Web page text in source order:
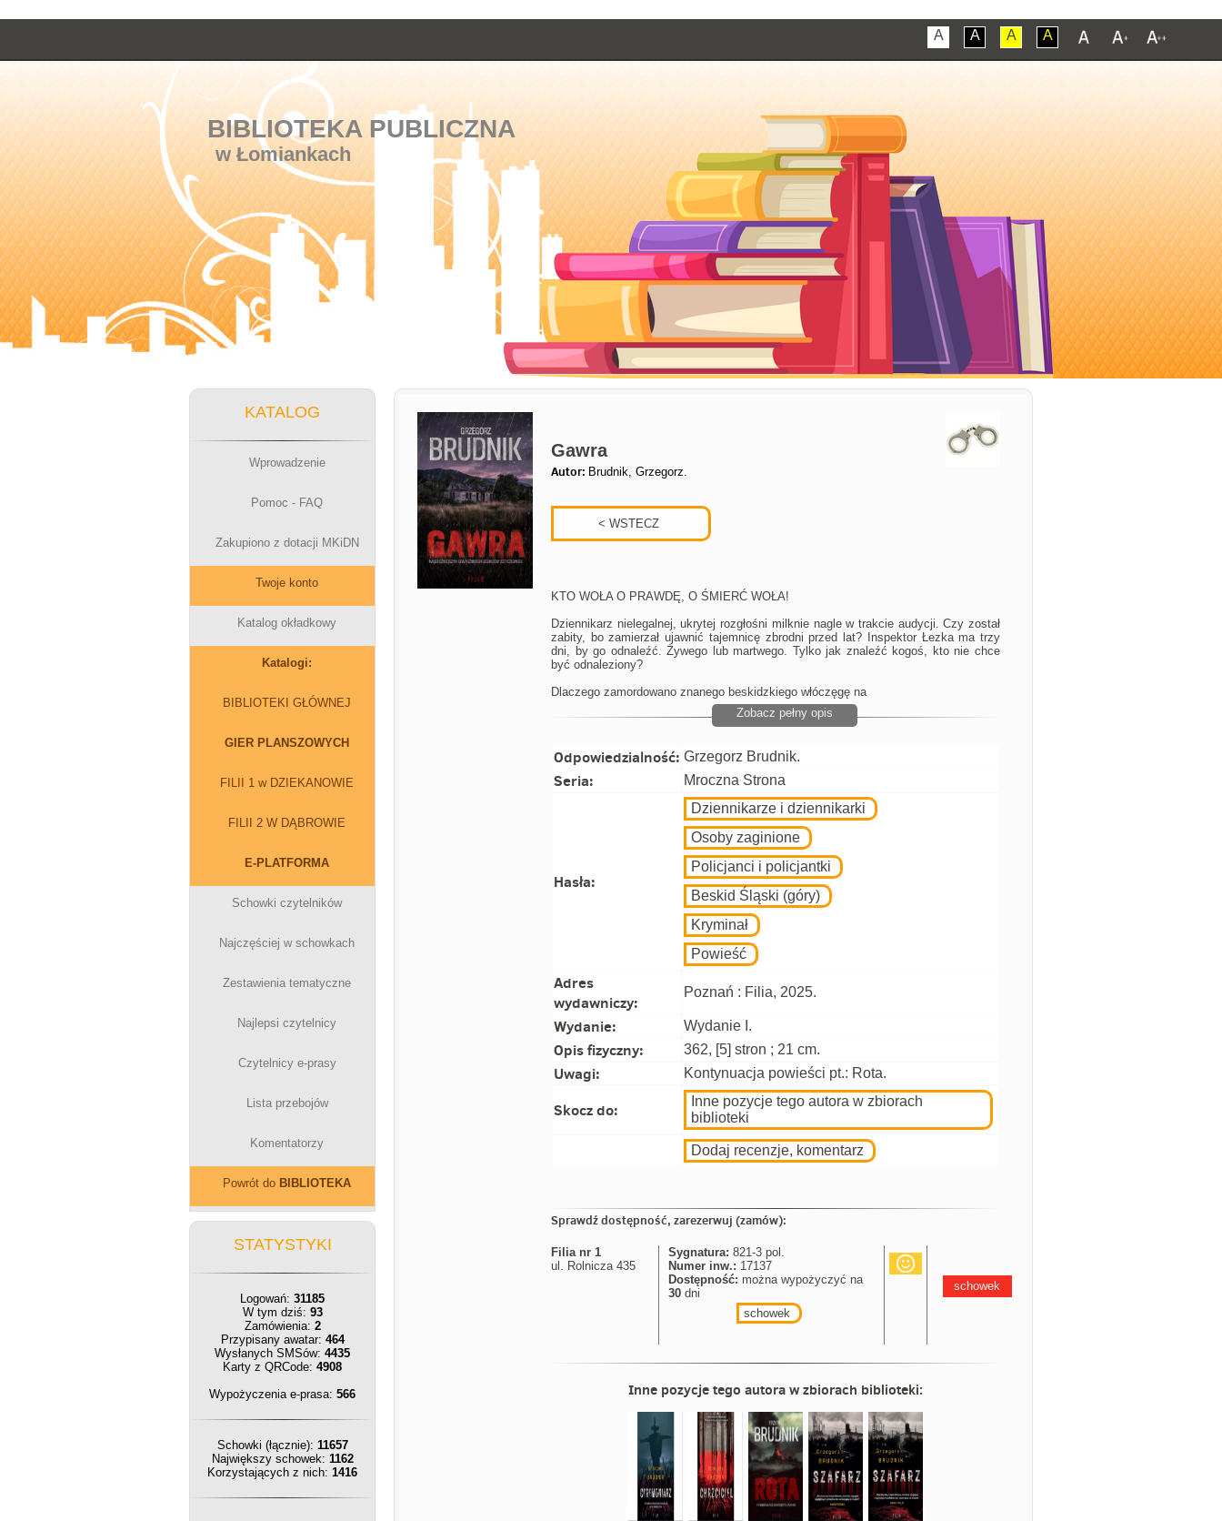
A A A A
BIBLIOTEKA PUBLICZNA
w Łomiankach
KATALOG
Wprowadzenie
Pomoc - FAQ
Zakupiono z dotacji MKiDN
Twoje konto
Katalog okładkowy
Katalogi:
BIBLIOTEKI GŁÓWNEJ
GIER PLANSZOWYCH
FILII 1 w DZIEKANOWIE
FILII 2 W DĄBROWIE
E-PLATFORMA
Schowki czytelników
Najczęściej w schowkach
Zestawienia tematyczne
Najlepsi czytelnicy
Czytelnicy e-prasy
Lista przebojów
Komentatorzy
Powrót do BIBLIOTEKA
STATYSTYKI
Logowań: 31185
W tym dziś: 93
Zamówienia: 2
Przypisany awatar: 464
Wysłanych SMSów: 4435
Karty z QRCode: 4908
Wypożyczenia e-prasa: 566
Schowki (łącznie): 11657
Największy schowek: 1162
Korzystających z nich: 1416
Gawra
Autor: Brudnik, Grzegorz.
KTO WOŁA O PRAWDĘ, O ŚMIERĆ WOŁA!
Dziennikarz nielegalnej, ukrytej rozgłośni milknie nagle w trakcie audycji. Czy został
zabity, bo zamierzał ujawnić tajemnicę zbrodni przed lat? Inspektor Łezka ma trzy
dni, by go odnaleźć. Żywego lub martwego. Tylko jak znaleźć kogoś, kto nie chce
być odnaleziony?
Dlaczego zamordowano znanego beskidzkiego włóczęgę na
Zobacz pełny opis
Odpowiedzialność: Grzegorz Brudnik.
Seria: Mroczna Strona
Hasła:
Dziennikarze i dziennikarki
Osoby zaginione
Policjanci i policjantki
Beskid Śląski (góry)
Kryminał
Powieść
Adres
wydawniczy:
Poznań : Filia, 2025.
Wydanie: Wydanie I.
Opis fizyczny: 362, [5] stron ; 21 cm.
Uwagi: Kontynuacja powieści pt.: Rota.
Skocz do:
Inne pozycje tego autora w zbiorach
biblioteki
Dodaj recenzje, komentarz
Sprawdź dostępność, zarezerwuj (zamów):
Filia nr 1
ul. Rolnicza 435
Sygnatura: 821-3 pol.
Numer inw.: 17137
Dostępność: można wypożyczyć na
30 dni
schowek
schowek
Inne pozycje tego autora w zbiorach biblioteki: